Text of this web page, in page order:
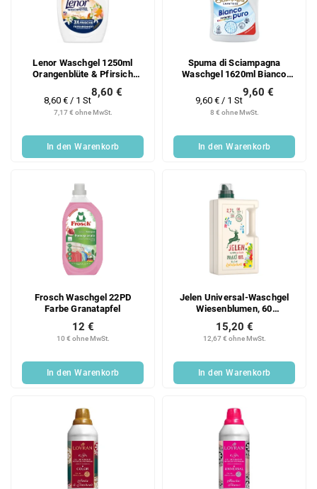
Lenor Waschgel 1250ml
Orangenblüte & Pfirsich
7,17 € ohne MwSt.
8,60 €
Verkaufspreis:
8,60 € / 1 St
In den Warenkorb
Spuma di Sciampagna
Waschgel 1620ml Bianco
8 € ohne MwSt.
9,60 €
Verkaufspreis:
9,60 € / 1 St
In den Warenkorb
Frosch Waschgel 22PD
Farbe Granatapfel
10 € ohne MwSt.
12 €
In den Warenkorb
Jelen Universal-Waschgel
Wiesenblumen, 60
12,67 € ohne MwSt.
15,20 €
In den Warenkorb